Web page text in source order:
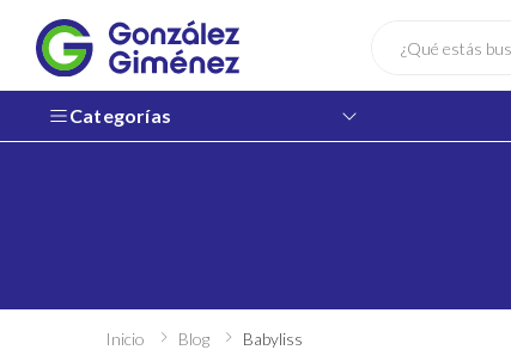
Categorías
Inicio Blog Babyliss